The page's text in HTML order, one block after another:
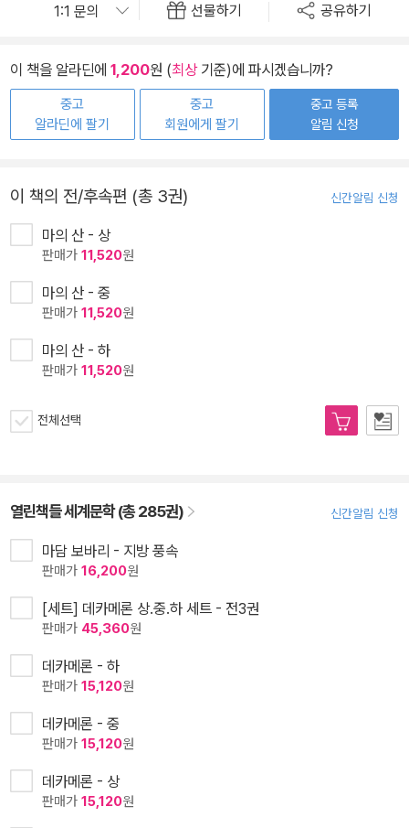
선물하기 공유하기
이 책을 알라딘에 1,200원 (최상기준)에 파시겠습니까?
중고
알라딘에 팔기
중고
회원에게 팔기
중고 등록
알림 신청
이 책의 전/후속편 (총 3권) 신간알림 신청
마의 산 - 상
판매가 11,520원
마의 산 - 중
판매가 11,520원
마의 산 - 하
판매가 11,520원
전체선택
열린책들 세계문학 (총 285권) 신간알림 신청
마담 보바리 - 지방 풍속
판매가 16,200원
[세트] 데카메론 상.중.하 세트 - 전3권
판매가 45,360원
데카메론 - 하
판매가 15,120원
데카메론 - 중
판매가 15,120원
데카메론 - 상
판매가 15,120원